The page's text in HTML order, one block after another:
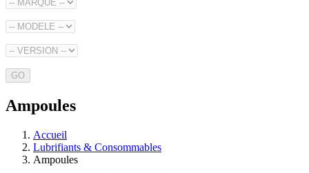
GO
Ampoules
Accueil
Lubrifiants & Consommables
Ampoules